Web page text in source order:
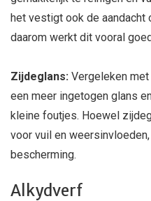
het vestigt ook de aandacht
daarom werkt dit vooral
Zijdeglans: Vergeleken
een meer ingetogen glans
kleine foutjes. Hoewel
voor vuil en
bescherming.
Alkydverf